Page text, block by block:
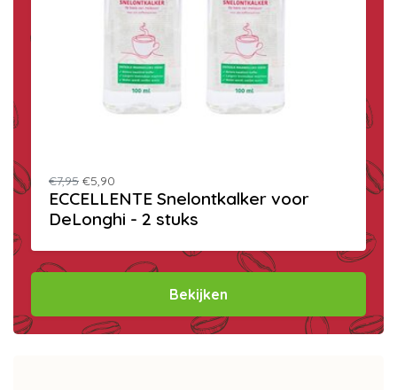
€7,95 €5,90
ECCELLENTE Snelontkalker voor
DeLonghi - 2 stuks
Bekijken